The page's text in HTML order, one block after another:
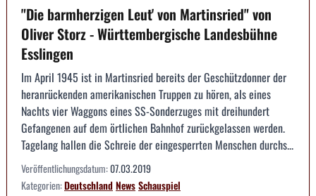
"Die barmherzigen Leut' von Martinsried" von
Oliver Storz - Württembergische Landesbühne
Esslingen
Im April 1945 ist in Martinsried bereits der Geschützdonner der
heranrückenden amerikanischen Truppen zu hören, als eines
Nachts vier Waggons eines SS-Sonderzuges mit dreihundert
Gefangenen auf dem örtlichen Bahnhof zurückgelassen werden.
Tagelang hallen die Schreie der eingesperrten Menschen durchs...
Veröffentlichungsdatum:07.03.2019
Kategorien:DeutschlandNewsSchauspiel